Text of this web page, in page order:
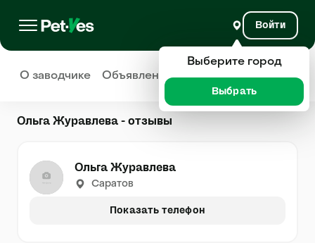
Войти
О заводчике Объявления Отзывы
Ольга Журавлева - отзывы
Ольга Журавлева
Саратов
Показать телефон
Выберите город
Выбрать